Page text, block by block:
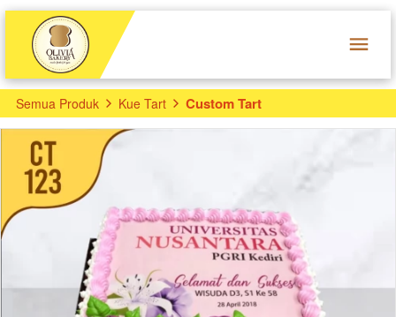
Semua Produk Kue Tart Custom Tart